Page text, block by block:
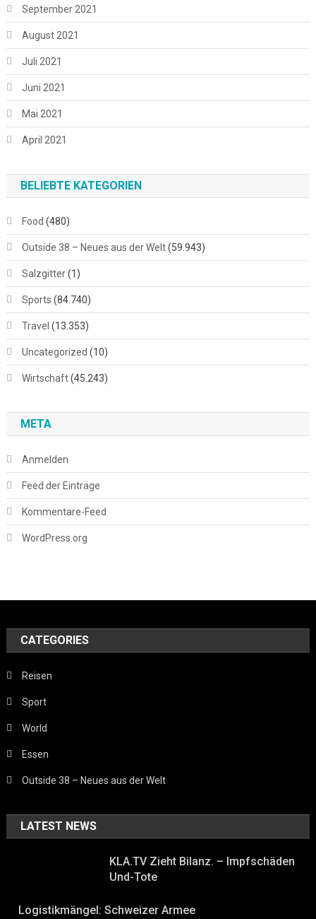
September 2021
August 2021
Juli 2021
Juni 2021
Mai 2021
April 2021
BELIEBTE KATEGORIEN
Food (480)
Outside 38 – Neues aus der Welt(59.943)
Salzgitter(1)
Sports (84.740)
Travel (13.353)
Uncategorized (10)
Wirtschaft(45.243)
META
Anmelden
Feed der Einträge
Kommentare-Feed
WordPress.org
CATEGORIES
Reisen
Sport
World
Essen
Outside 38 – Neues aus der Welt
LATEST NEWS
KLA.TV Zieht Bilanz. – Impfschäden
Und-Tote
Logistikmängel: Schweizer Armee